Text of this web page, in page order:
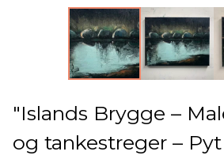
"Islands Brygge –
og tankestreger –